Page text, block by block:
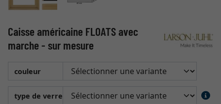
Caisse américaine FLOATS avec
marche - sur mesure
couleur
type de verre